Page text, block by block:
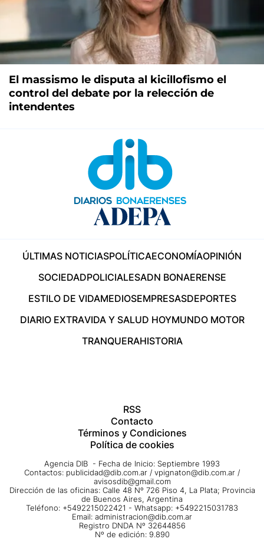
El massismo le disputa al kicillofismo el
control del debate por la relección de
intendentes
ÚLTIMAS NOTICIASPOLÍTICAECONOMÍAOPINIÓN
SOCIEDADPOLICIALESADN BONAERENSE
ESTILO DE VIDAMEDIOSEMPRESASDEPORTES
DIARIO EXTRAVIDA Y SALUD HOYMUNDO MOTOR
TRANQUERAHISTORIA
RSS
Contacto
Términos y Condiciones
Política de cookies
Agencia DIB - Fecha de Inicio: Septiembre 1993
Contactos: publicidad@dib.com.ar / vpignaton@dib.com.ar /
avisosdib@gmail.com
Dirección de las oficinas: Calle 48 Nº 726 Piso 4, La Plata; Provincia
de Buenos Aires, Argentina
Teléfono: +5492215022421 - Whatsapp: +5492215031783
Email: administracion@dib.com.ar
Registro DNDA Nº 32644856
Nº de edición: 9.890